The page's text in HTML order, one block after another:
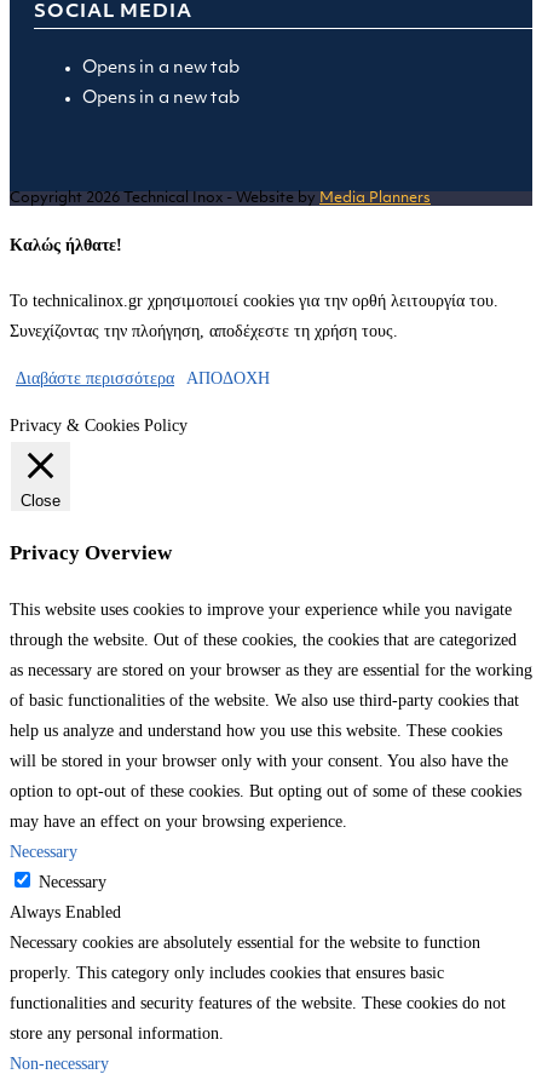
SOCIAL MEDIA
Opens in a new tab
Opens in a new tab
Copyright 2026 Technical Inox - Website by Media Planners
Καλώς ήλθατε!
Το technicalinox.gr χρησιμοποιεί cookies για την ορθή λειτουργία του.
Συνεχίζοντας την πλοήγηση, αποδέχεστε τη χρήση τους.
Διαβάστε περισσότερα ΑΠΟΔΟΧΗ
Privacy & Cookies Policy
Close
Privacy Overview
This website uses cookies to improve your experience while you navigate
through the website. Out of these cookies, the cookies that are categorized
as necessary are stored on your browser as they are essential for the working
of basic functionalities of the website. We also use third-party cookies that
help us analyze and understand how you use this website. These cookies
will be stored in your browser only with your consent. You also have the
option to opt-out of these cookies. But opting out of some of these cookies
may have an effect on your browsing experience.
Necessary
Necessary
Always Enabled
Necessary cookies are absolutely essential for the website to function
properly. This category only includes cookies that ensures basic
functionalities and security features of the website. These cookies do not
store any personal information.
Non-necessary